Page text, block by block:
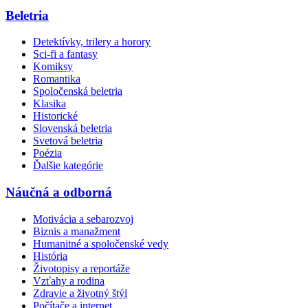
Beletria
Detektívky, trilery a horory
Sci-fi a fantasy
Komiksy
Romantika
Spoločenská beletria
Klasika
Historické
Slovenská beletria
Svetová beletria
Poézia
Ďalšie kategórie
Náučná a odborná
Motivácia a sebarozvoj
Biznis a manažment
Humanitné a spoločenské vedy
História
Životopisy a reportáže
Vzťahy a rodina
Zdravie a životný štýl
Počítače a internet